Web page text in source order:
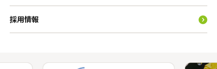
採用情報